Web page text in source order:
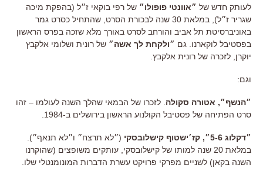
לעותק חדש של ״אוונטי פופולו״ של רפי בוקאי ז״ל (בהפקת מיכה
שגריר ז״ל), במלאת 30 שנה לבכורת הסרט, שהתחיל כסרט גמר
באוניברסיטת תל אביב והורחב לסרט באורך מלא שזכה בפרס הראשון
בפסטיבל לוקארנו. גם ״ולקחת לך אשה״ של רונית ושלומי אלקבץ
יוקרן, לזכרה של רונית אלקבץ.
וגם:
״הנשף״, אטורה סקולה . לזכרו של הבמאי שהלך השנה לעולמו – זהו
סרט הפתיחה של פסטיבל הקולנוע הראשון בירושלים ב-1984.
״דקלוג 5-6״, קז׳ישטוף קישלובסקי
(״לא תרצח״ ו״לא תנאף״).
במלאת 20 שנה למותו של קישלובסקי, עותקים משופצים (שהוקרנו
השנה בקאן) לשניים מפרקי פרויקט עשרת הדברות המונומנטלי שלו.